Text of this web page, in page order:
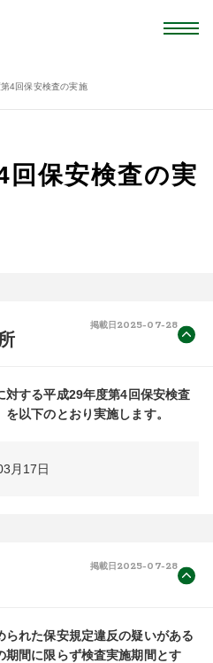
4回保安検査の実施
回保安検査の実
掲載日 2025-07-28
対する平成29年度第4回保安検査
を以下のとおり実施します。
月17日
掲載日 2025-07-28
れた保安規定違反の疑いがある
間に限らず検査実施期間とす